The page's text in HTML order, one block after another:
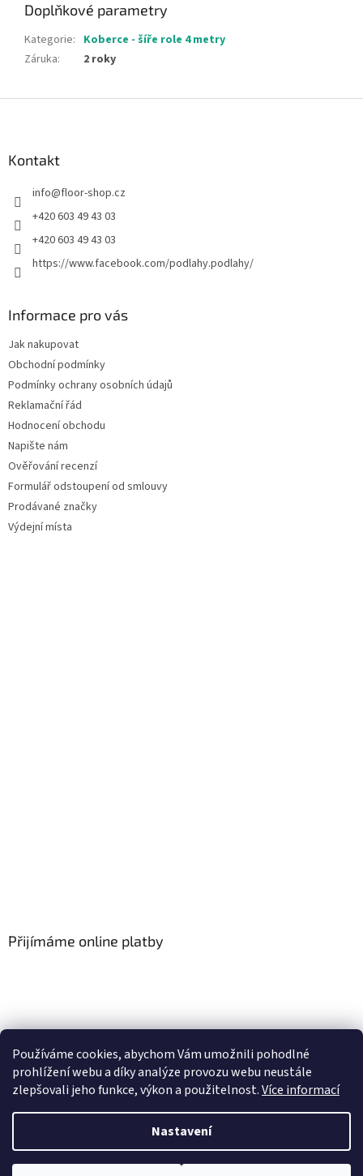
Používáme cookies, abychom Vám umožnili pohodlné
prohlížení webu a díky analýze provozu webu neustále
zlepšovali jeho funkce, výkon a použitelnost.Více informací
Nastavení
Doplňkové parametry
Kategorie: Koberce - šíře role 4 metry
Záruka: 2 roky
Kontakt
info@floor-shop.cz
+420 603 49 43 03
+420 603 49 43 03
https://www.facebook.com/podlahy.podlahy/
Informace pro vás
Jak nakupovat
Obchodní podmínky
Podmínky ochrany osobních údajů
Reklamační řád
Hodnocení obchodu
Napište nám
Ověřování recenzí
Formulář odstoupení od smlouvy
Prodávané značky
Výdejní místa
Přijímáme online platby
Vytvořil Shoptet